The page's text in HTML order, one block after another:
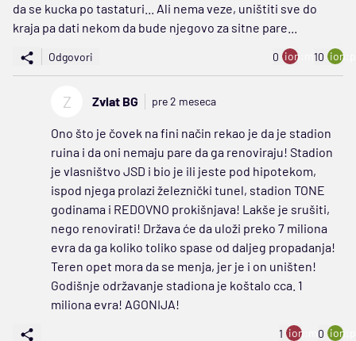
da se kucka po tastaturi... Ali nema veze, uništiti sve do
kraja pa dati nekom da bude njegovo za sitne pare...
Odgovori 0 ion:minus
10
Z Zvlat BG pre 2 meseca
Ono što je čovek na fini način rekao je da je stadion
ruina i da oni nemaju pare da ga renoviraju! Stadion
je vlasništvo JSD i bio je ili jeste pod hipotekom,
ispod njega prolazi železnički tunel, stadion TONE
godinama i REDOVNO prokišnjava! Lakše je srušiti,
nego renovirati! Država će da uloži preko 7 miliona
evra da ga koliko toliko spase od daljeg propadanja!
Teren opet mora da se menja, jer je i on uništen!
Godišnje održavanje stadiona je koštalo cca. 1
miliona evra! AGONIJA!
1 ion:minus
0